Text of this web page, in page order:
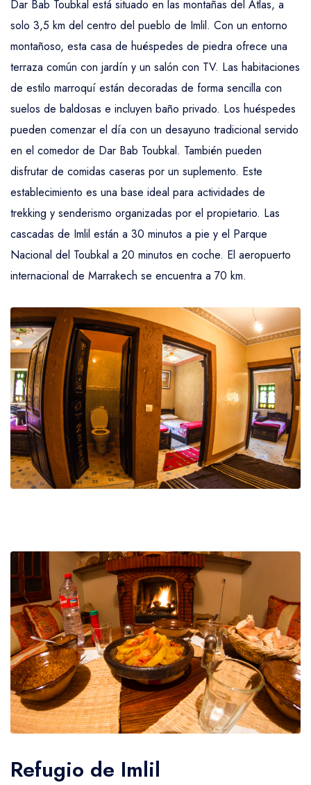
Trekking en las Montañas Altas del Atlas
Dar Bab Toubkal está situado en las montañas del Atlas, a
solo 3,5 km del centro del pueblo de Imlil. Con un entorno
montañoso, esta casa de huéspedes de piedra ofrece una
terraza común con jardín y un salón con TV. Las habitaciones
de estilo marroquí están decoradas de forma sencilla con
suelos de baldosas e incluyen baño privado. Los huéspedes
pueden comenzar el día con un desayuno tradicional servido
en el comedor de Dar Bab Toubkal. También pueden
disfrutar de comidas caseras por un suplemento. Este
establecimiento es una base ideal para actividades de
trekking y senderismo organizadas por el propietario. Las
cascadas de Imlil están a 30 minutos a pie y el Parque
Nacional del Toubkal a 20 minutos en coche. El aeropuerto
internacional de Marrakech se encuentra a 70 km.
Refugio de Imlil